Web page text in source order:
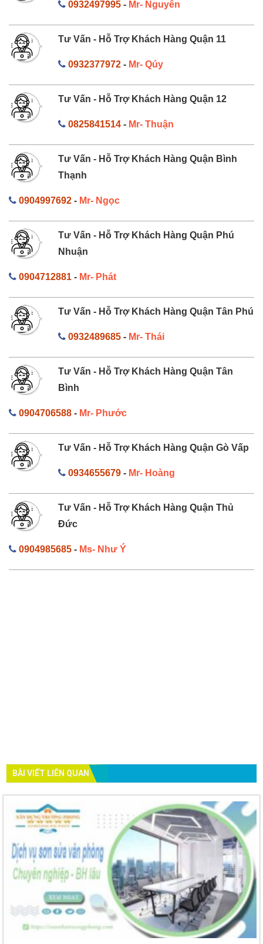
0932497995- Mr- Nguyên
Tư Vấn - Hỗ Trợ Khách Hàng Quận 11
0932377972- Mr- Qúy
Tư Vấn - Hỗ Trợ Khách Hàng Quận 12
0825841514- Mr- Thuận
Tư Vấn - Hỗ Trợ Khách Hàng Quận Bình
Thạnh
0904997692 - Mr- Ngọc
Tư Vấn - Hỗ Trợ Khách Hàng Quận Phú
Nhuận
0904712881 - Mr- Phát
Tư Vấn - Hỗ Trợ Khách Hàng Quận Tân Phú
0932489685- Mr- Thái
Tư Vấn - Hỗ Trợ Khách Hàng Quận Tân
Bình
0904706588 - Mr- Phước
Tư Vấn - Hỗ Trợ Khách Hàng Quận Gò Vấp
0934655679- Mr- Hoàng
Tư Vấn - Hỗ Trợ Khách Hàng Quận Thủ
Đức
0904985685 - Ms- Như Ý
BÀI VIẾT LIÊN QUAN